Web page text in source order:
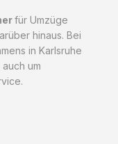
für Umzüge
hinaus. Bei
in Karlsruhe
um